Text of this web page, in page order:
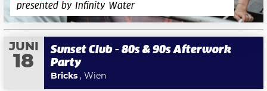
presented by Infinity Water
JUNI
18
Sunset Club - 80s & 90s Afterwork
Party
Bricks , Wien